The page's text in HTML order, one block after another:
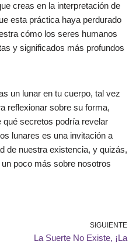
creas en la interpretación de
esta práctica haya perdurado
cómo los seres humanos
y significados más profundos
un lunar en tu cuerpo, tal vez
reflexionar sobre su forma,
secretos podría revelar
lunares es una invitación a
de nuestra existencia, y quizás,
poco más sobre nosotros
SIGUIENTE
La Suerte No Existe, ¡La